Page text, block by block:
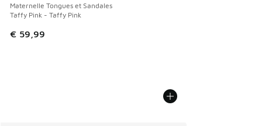
Maternelle Tongues et Sandales
Taffy Pink - Taffy Pink
€ 59,99